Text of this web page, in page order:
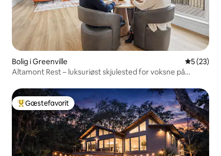
Bolig i Greenville 5 ud af 5 i
5 (23)
Altamont Rest – luksuriøst skjulested for voksne på
Bedste gæstefavorit
Gæstefavorit